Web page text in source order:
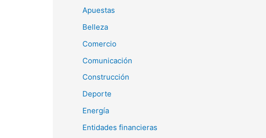
Apuestas
Belleza
Comercio
Comunicación
Construcción
Deporte
Energía
Entidades financieras